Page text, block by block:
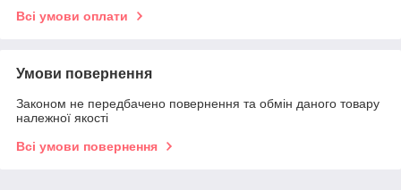
Всі умови оплати
Умови повернення
Законом не передбачено повернення та обмін даного товару
належної якості
Всі умови повернення